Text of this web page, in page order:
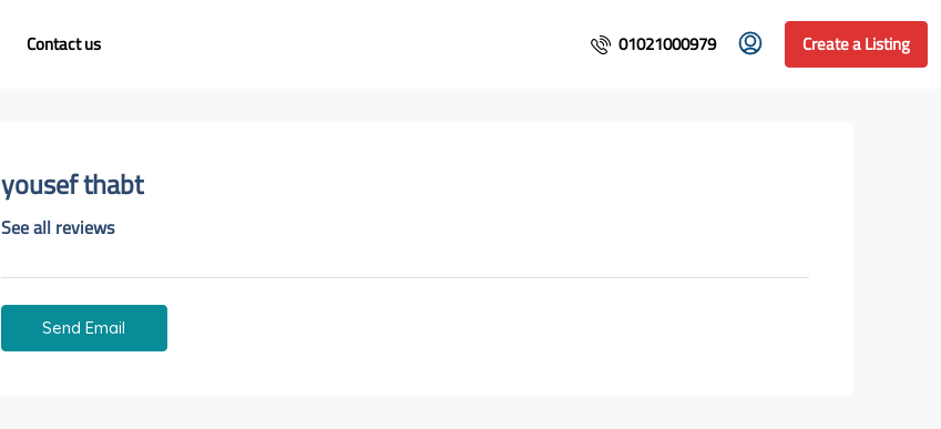
Contact us 01021000979 Create a Listing
yousef thabt
See all reviews
Send Email